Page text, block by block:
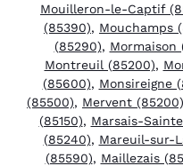
Mouilleron-le-Captif
(85390), Mouchamps
(85290), Mormaison
Montreuil (85200),
(85600), Monsireigne
(85500), Mervent (85200)
(85150), Marsais-
(85240), Mareuil-sur-
(85590), Maillezais